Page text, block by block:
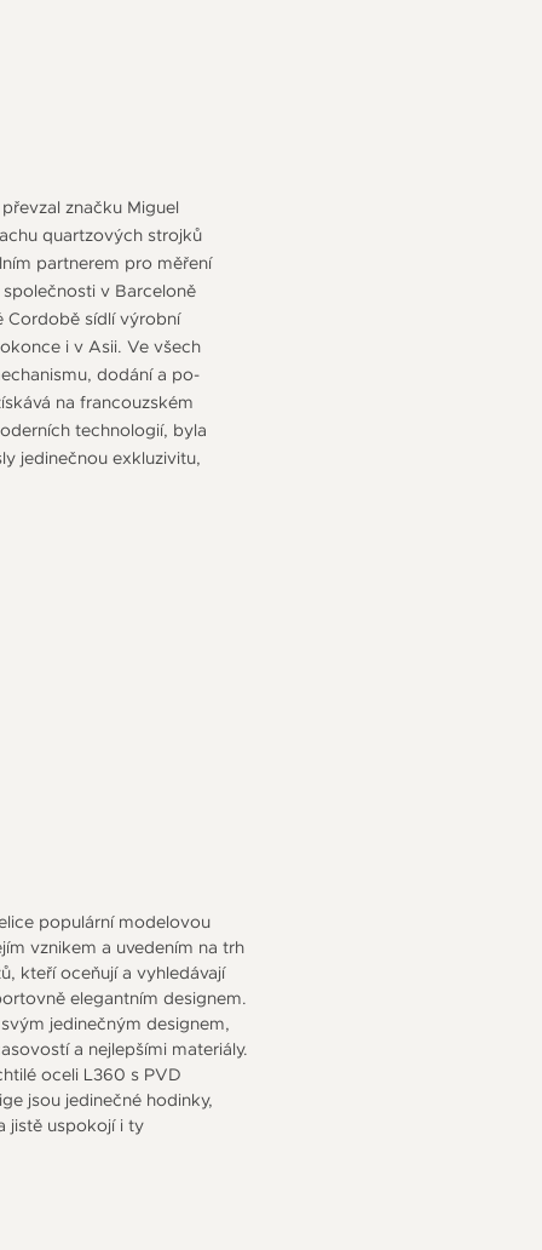
značku Miguel
quartzových strojků
partnerem pro měření
v Barceloně
Cordobě sídlí výrobní
i v Asii. Ve všech
dodání a po-
na francouzském
technologií, byla
jedinečnou exkluzivitu,
populární modelovou
vznikem a uvedením na trh
kteří oceňují a vyhledávají
elegantním designem.
jedinečným designem,
a nejlepšími materiály.
oceli L360 s PVD
jsou jedinečné hodinky,
jistě uspokojí i ty